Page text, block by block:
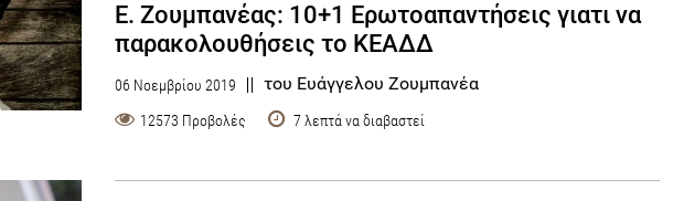
Ε. Ζουμπανέας: 10+1 Ερωτοαπαντήσεις γιατι να
παρακολουθήσεις το ΚΕΑΔΔ
06 Νοεμβρίου 2019 του Ευάγγελου Ζουμπανέα
12573 Προβολές 7 λεπτά να διαβαστεί